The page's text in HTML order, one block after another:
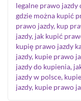
legalne prawo
gdzie można kupić
prawo jazdy, kup
jazdy, jak kupić
kupię prawo jazdy
jazdy, kupie prawo
jazdy do kupienia,
jazdy w polsce,
jazdy, kupie prawo